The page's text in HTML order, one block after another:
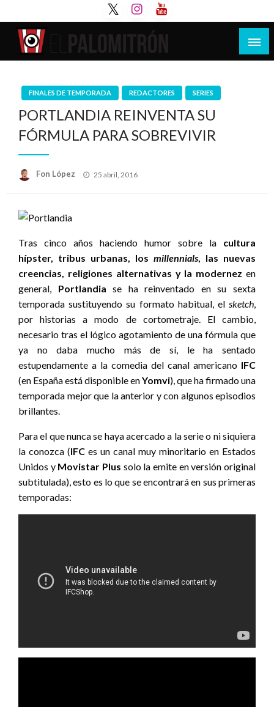
al
contenido
Tu espacio de la industria de cine española y
FINALES DE TEMPORADA REDACTORES SERIES
PORTLANDIA REINVENTA SU
FÓRMULA PARA SOBREVIVIR
Fon López
Publicado
25 abril, 2016
Tras cinco años haciendo humor sobre la cultura
hípster, tribus urbanas, los millennials, las nuevas
creencias, religiones alternativas y la modernez en
general, Portlandia se ha reinventado en su sexta
temporada sustituyendo su formato habitual, el sketch,
por historias a modo de cortometraje. El cambio,
necesario tras el lógico agotamiento de una fórmula que
ya no daba mucho más de sí, le ha sentado
estupendamente a la comedia del canal americano IFC
(en España está disponible enYomvi), que ha firmado una
temporada mejor que la anterior y con algunos episodios
brillantes.
Para el que nunca se haya acercado a la serie o ni siquiera
la conozca (IFC es un canal muy minoritario en Estados
Unidos y Movistar Plus solo la emite en versión original
subtitulada), esto es lo que se encontrará en sus primeras
temporadas: